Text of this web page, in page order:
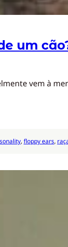
um
vem à
, floppy ears,